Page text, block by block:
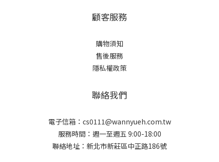
顧客服務
購物須知
售後服務
隱私權政策
聯絡我們
電子信箱：cs0111@wannyueh.com.tw
服務時間：週一至週五 9:00-18:00
聯絡地址：新北市新莊區中正路186號